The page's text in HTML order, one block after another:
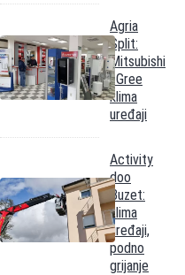
Agria
Split:
Mitsubishi
i Gree
klima
uređaji
Activity
doo
Buzet:
klima
uređaji,
podno
grijanje